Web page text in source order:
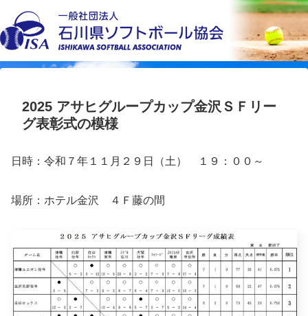
2025 アサヒグループカップ金沢ＳＦリー
グ表彰式の模様
日時：令和７年１１月２９日（土） １９：００～
場所：ホテル金沢 ４Ｆ藤の間